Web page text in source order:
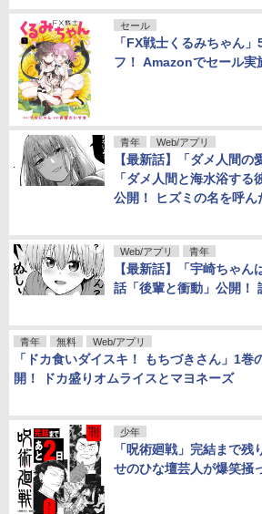
セール
「FX戦士くるみちゃん
フ！ Amazonでセール実
青年 Web/アプリ
【最新話】「ダメ人間
「ダメ人間と海水浴する
公開！ ヒズミの名を呼ん
Web/アプリ 青年
【最新話】「宇崎ちゃ
話「後輩と衝動」公開！
青年 無料 Web/アプリ
「ドカ食いダイスキ！ もちづきさん」1巻
開！ ドカ盛りオムライスとマヨネーズ
少年
「呪術廻戦」完結まで
せのひな壇芸人が爆笑掻